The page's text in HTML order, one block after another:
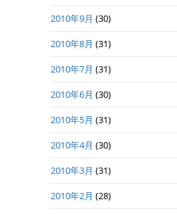
2010年9月 (30)
2010年8月 (31)
2010年7月 (31)
2010年6月 (30)
2010年5月 (31)
2010年4月 (30)
2010年3月 (31)
2010年2月 (28)